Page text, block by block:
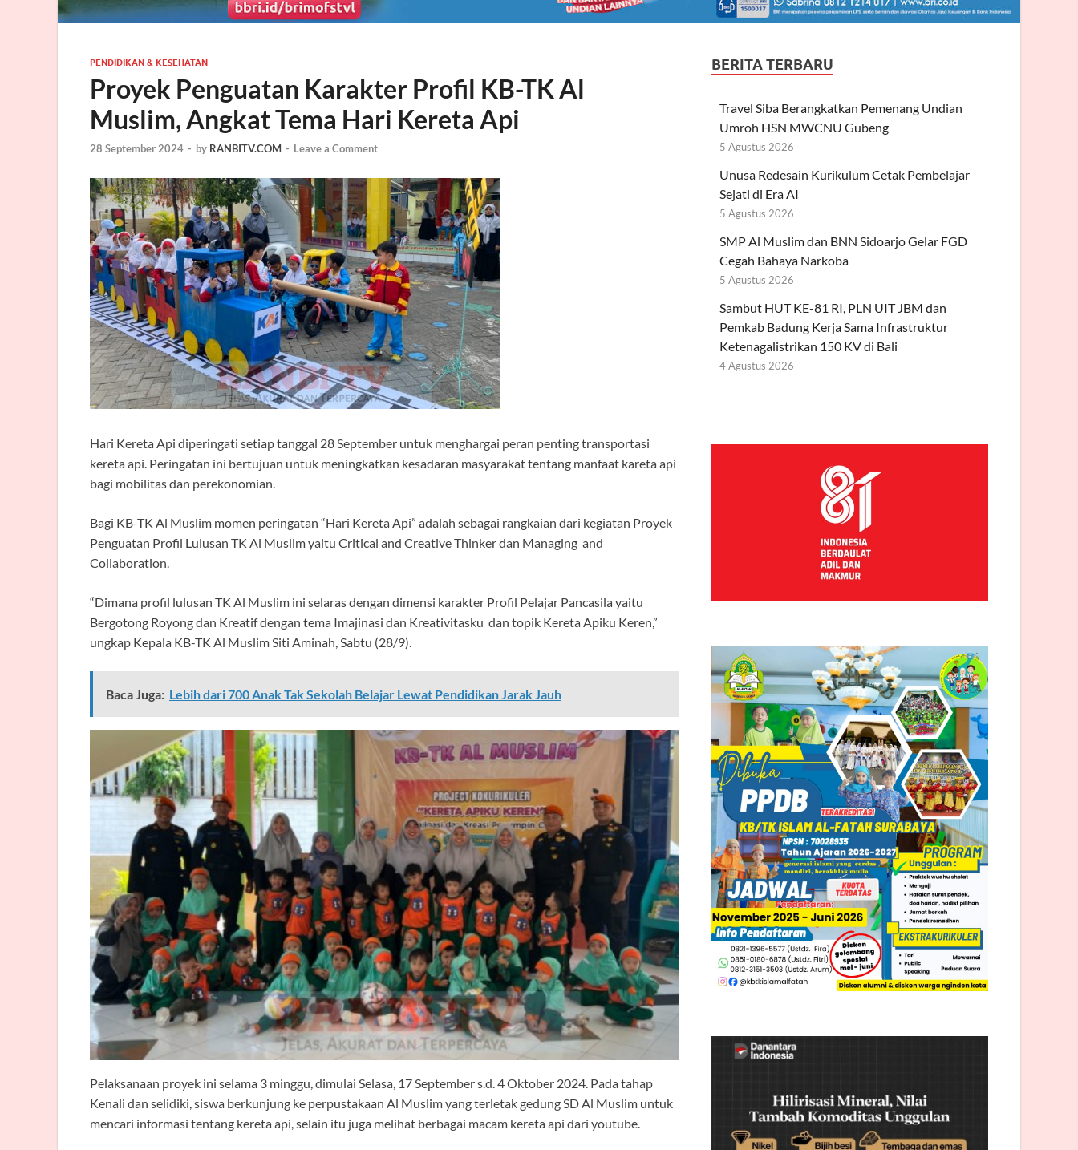
PENDIDIKAN & KESEHATAN
Proyek Penguatan Karakter Profil KB-TK Al
Muslim, Angkat Tema Hari Kereta Api
28 September 2024 - by RANBITV.COM - Leave a Comment
Hari Kereta Api diperingati setiap tanggal 28 September untuk menghargai peran penting transportasi
kereta api. Peringatan ini bertujuan untuk meningkatkan kesadaran masyarakat tentang manfaat kareta api
bagi mobilitas dan perekonomian.
Bagi KB-TK Al Muslim momen peringatan “Hari Kereta Api” adalah sebagai rangkaian dari kegiatan Proyek
Penguatan Profil Lulusan TK Al Muslim yaitu Critical and Creative Thinker dan Managing and
Collaboration.
“Dimana profil lulusan TK Al Muslim ini selaras dengan dimensi karakter Profil Pelajar Pancasila yaitu
Bergotong Royong dan Kreatif dengan tema Imajinasi dan Kreativitasku dan topik Kereta Apiku Keren,”
ungkap Kepala KB-TK Al Muslim Siti Aminah, Sabtu (28/9).
Baca Juga: Lebih dari 700 Anak Tak Sekolah Belajar Lewat Pendidikan Jarak Jauh
Pelaksanaan proyek ini selama 3 minggu, dimulai Selasa, 17 September s.d. 4 Oktober 2024. Pada tahap
Kenali dan selidiki, siswa berkunjung ke perpustakaan Al Muslim yang terletak gedung SD Al Muslim untuk
mencari informasi tentang kereta api, selain itu juga melihat berbagai macam kereta api dari youtube.
BERITA TERBARU
Travel Siba Berangkatkan Pemenang Undian
Umroh HSN MWCNU Gubeng
5 Agustus 2026
Unusa Redesain Kurikulum Cetak Pembelajar
Sejati di Era AI
5 Agustus 2026
SMP Al Muslim dan BNN Sidoarjo Gelar FGD
Cegah Bahaya Narkoba
5 Agustus 2026
Sambut HUT KE-81 RI, PLN UIT JBM dan
Pemkab Badung Kerja Sama Infrastruktur
Ketenagalistrikan 150 KV di Bali
4 Agustus 2026